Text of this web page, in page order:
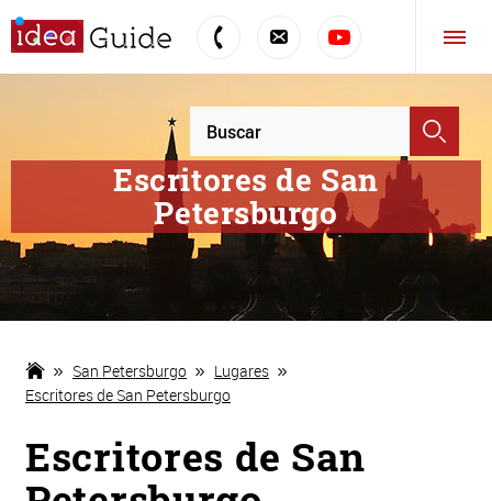
Escritores de San
Petersburgo
San Petersburgo
Lugares
Escritores de San Petersburgo
Escritores de San